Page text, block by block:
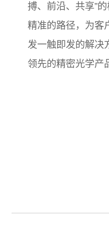
搏、前沿、共享”
精准的路径，为客
发一触即发的解决
领先的精密光学产